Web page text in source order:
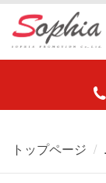
トップページ